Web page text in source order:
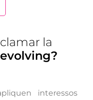
la
interessos